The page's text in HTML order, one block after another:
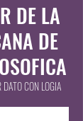
DE LA
DE
CON LOGIA